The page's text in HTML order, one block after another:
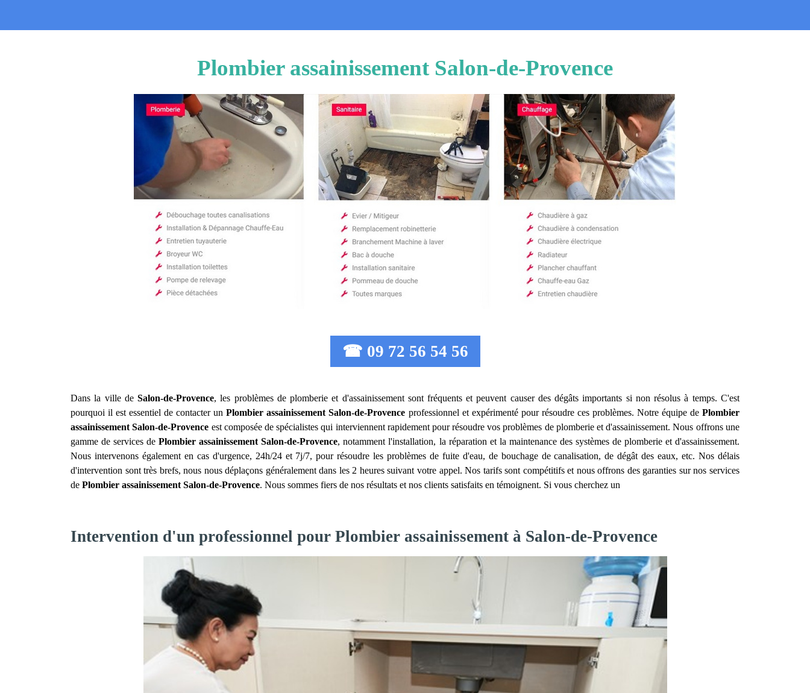
Plombier assainissement Salon-de-Provence
☎ 09 72 56 54 56
Dans la ville deSalon-de-Provence, les problèmes de plomberie et d'assainissement sont fréquents et peuvent causer des dégâts importants si non résolus à temps. C'est
pourquoi il est essentiel de contacter unPlombier assainissement Salon-de-Provence professionnel et expérimenté pour résoudre ces problèmes. Notre équipe de Plombier
assainissement Salon-de-Provence est composée de spécialistes qui interviennent rapidement pour résoudre vos problèmes de plomberie et d'assainissement. Nous offrons une
gamme de services dePlombier assainissement Salon-de-Provence, notamment l'installation, la réparation et la maintenance des systèmes de plomberie et d'assainissement.
Nous intervenons également en cas d'urgence, 24h/24 et 7j/7, pour résoudre les problèmes de fuite d'eau, de bouchage de canalisation, de dégât des eaux, etc. Nos délais
d'intervention sont très brefs, nous nous déplaçons généralement dans les 2 heures suivant votre appel. Nos tarifs sont compétitifs et nous offrons des garanties sur nos services
dePlombier assainissement Salon-de-Provence. Nous sommes fiers de nos résultats et nos clients satisfaits en témoignent. Si vous cherchez un
Intervention d'un professionnel pour Plombier assainissement à Salon-de-Provence